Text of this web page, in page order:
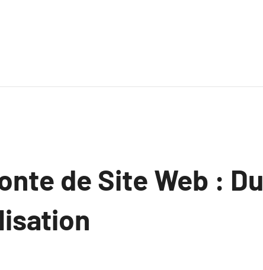
de Site Web : Du